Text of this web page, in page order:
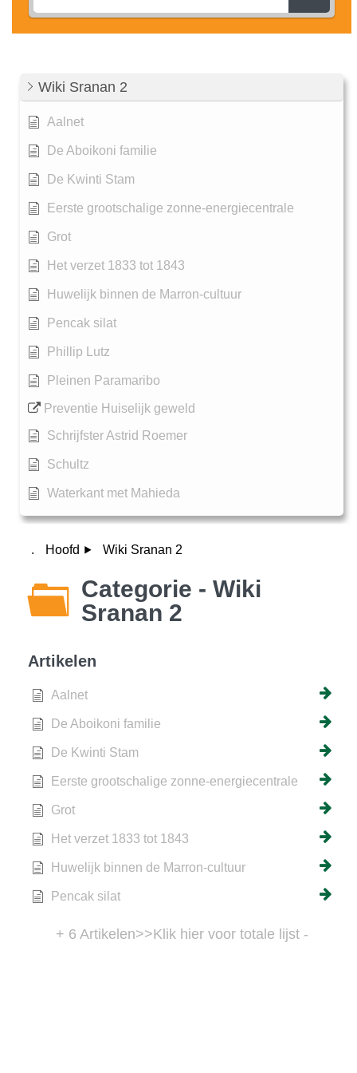
Wiki Sranan 2
Aalnet
De Aboikoni familie
De Kwinti Stam
Eerste grootschalige zonne-energiecentrale
Grot
Het verzet 1833 tot 1843
Huwelijk binnen de Marron-cultuur
Pencak silat
Phillip Lutz
Pleinen Paramaribo
Preventie Huiselijk geweld
Schrijfster Astrid Roemer
Schultz
Waterkant met Mahieda
. Hoofd Wiki Sranan 2
Categorie - Wiki
Sranan 2
Artikelen
Aalnet
De Aboikoni familie
De Kwinti Stam
Eerste grootschalige zonne-energiecentrale
Grot
Het verzet 1833 tot 1843
Huwelijk binnen de Marron-cultuur
Pencak silat
+ 6 Artikelen>>Klik hier voor totale lijst -